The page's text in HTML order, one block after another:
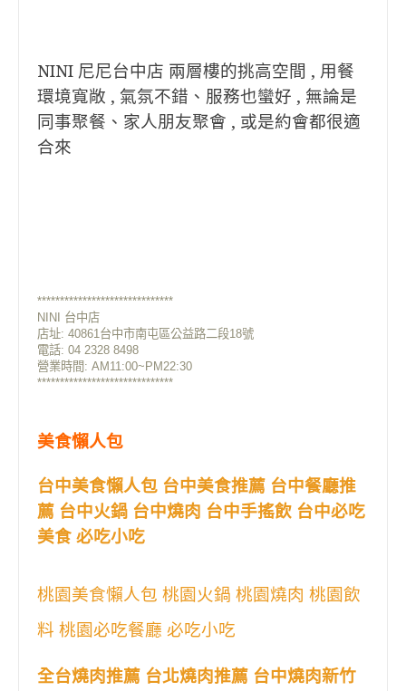
NINI 尼尼台中店 兩層樓的挑高空間 , 用餐
環境寬敞 , 氣氛不錯、服務也蠻好 , 無論是
同事聚餐、家人朋友聚會 , 或是約會都很適
合來
******************************
NINI 台中店
店址: 40861台中市南屯區公益路二段18號
電話: 04 2328 8498
營業時間: AM11:00~PM22:30
******************************
美食懶人包
台中美食懶人包 台中美食推薦 台中餐廳推
薦 台中火鍋 台中燒肉 台中手搖飲 台中必吃
美食 必吃小吃
桃園美食懶人包 桃園火鍋 桃園燒肉 桃園飲
料 桃園必吃餐廳 必吃小吃
全台燒肉推薦 台北燒肉推薦 台中燒肉新竹